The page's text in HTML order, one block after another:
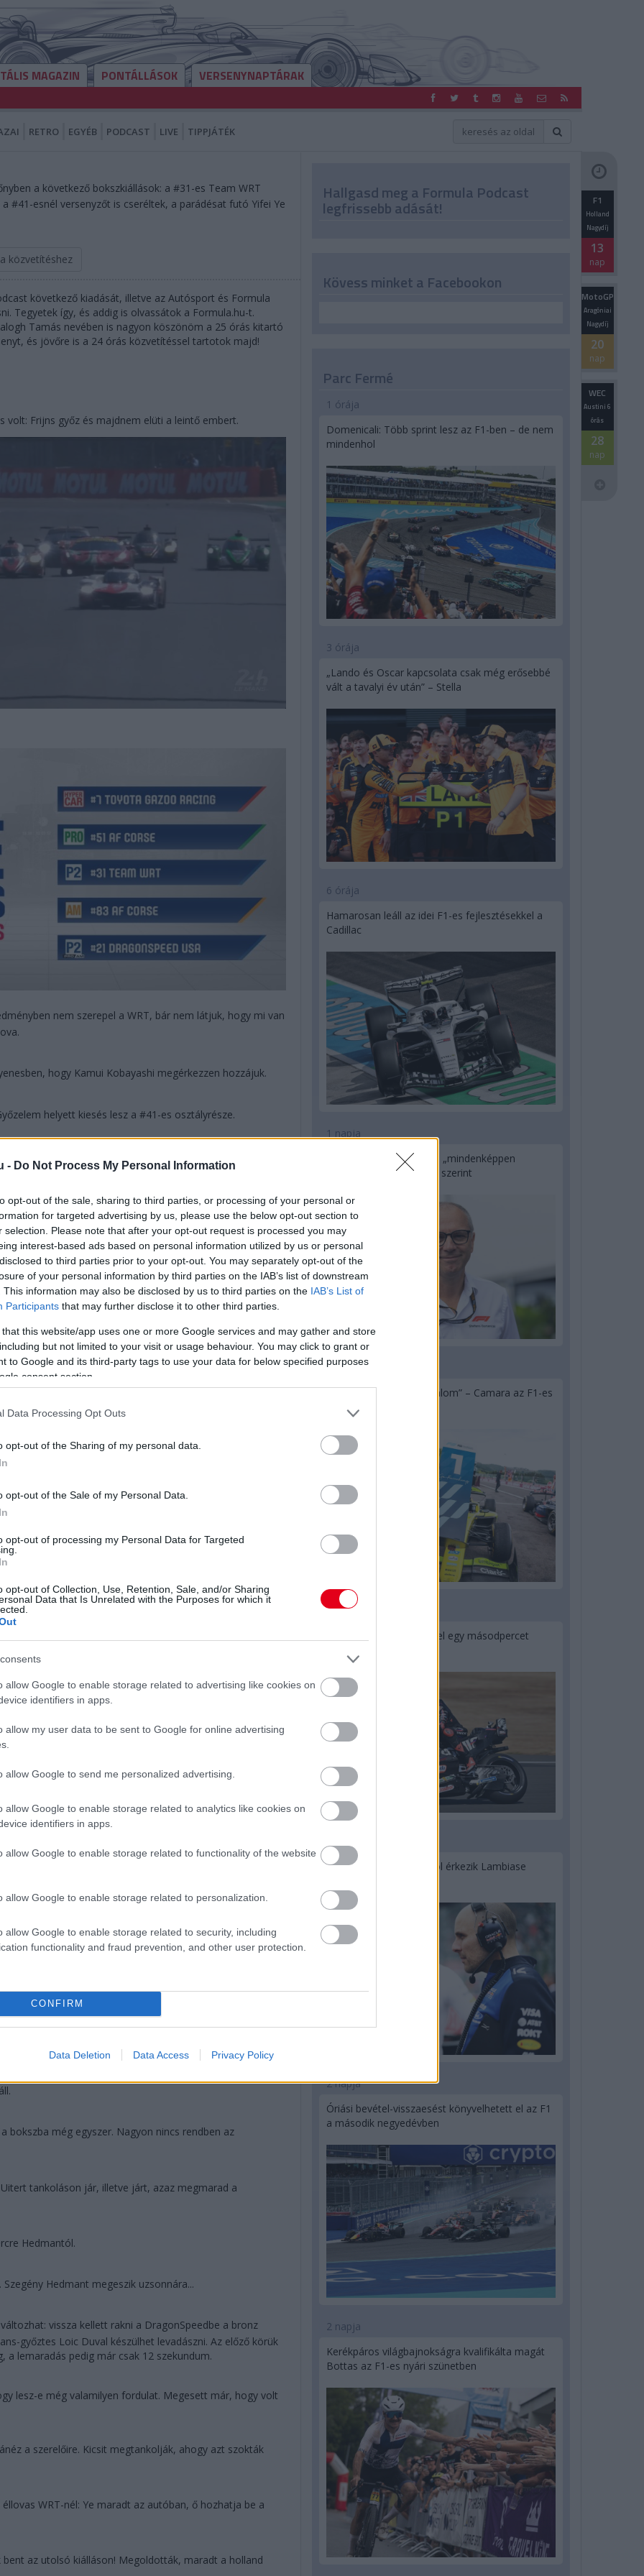
- Do Not Process My Personal Information
opt-out of the sale, sharing to third parties, or processing of your personal or
for targeted advertising by us, please use the below opt-out section to
selection. Please note that after your opt-out request is processed you may
interest-based ads based on personal information utilized by us or personal
to third parties prior to your opt-out. You may separately opt-out of the
of your personal information by third parties on the IAB’s list of downstream
This information may also be disclosed by us to third parties on the IAB’s List of
Participants that may further disclose it to other third parties.
that this website/app uses one or more Google services and may gather and store
but not limited to your visit or usage behaviour. You may click to grant or
to Google and its third-party tags to use your data for below specified purposes
consent section.
Data Processing Opt Outs
opt-out of the Sharing of my personal data.
opt-out of the Sale of my Personal Data.
opt-out of processing my Personal Data for Targeted
opt-out of Collection, Use, Retention, Sale, and/or Sharing
Data that Is Unrelated with the Purposes for which it
allow Google to enable storage related to advertising like cookies on
identifiers in apps.
allow my user data to be sent to Google for online advertising
allow Google to send me personalized advertising.
allow Google to enable storage related to analytics like cookies on
identifiers in apps.
allow Google to enable storage related to functionality of the website
allow Google to enable storage related to personalization.
allow Google to enable storage related to security, including
functionality and fraud prevention, and other user protection.
CONFIRM
Data Deletion Data Access Privacy Policy
MAGAZIN PONTÁLLÁSOK VERSENYNAPTÁRAK
RETRO EGYÉB PODCAST LIVE TIPPJÁTÉK
a következő bokszkiállások: a #31-es Team WRT
#41-esnél versenyzőt is cseréltek, a parádésat futó Yifei Ye
közvetítéshez
következő kiadását, illetve az Autósport és Formula
Tegyetek így, és addig is olvassátok a Formula.hu-t.
Tamás nevében is nagyon köszönöm a 25 órás kitartó
és jövőre is a 24 órás közvetítéssel tartotok majd!
volt: Frijns győz és majdnem elüti a leintő embert.
nem szerepel a WRT, bár nem látjuk, hogy mi van
hogy Kamui Kobayashi megérkezzen hozzájuk.
helyett kiesés lesz a #41-es osztályrésze.
a WRT-vel a holland, valamint Habsburg
elgázolták a zászlós embert.
ÉS MIKE CONWAY MEGNYERI A 89. LE MANS-I 24
helyen, mögöttük Frijns menekül a Jota elől. Az utolsó
nem lesz Le Mans-i kategóriagyőztes! Éles csata az
az újonc WRT: kategóriagyőztes Ye Yifei, Robert Kubica és
végül megszerezte a Pro-Am győzelmét a DragonSpeed
Henrik Hedman nyeri az új alkategóriát.
James Calado és Alessandro Pier Guidi
ban az #51-es AF Corse Ferrarival.
az amatőrök között a #83-as AF Corse nyeri a Le Mans-t,
és Nicklas Nielsen, valamint Alessio Rovera immár Le
Igen! Meg hát így egy körrel kevesebbet kell
bokszba még egyszer. Nagyon nincs rendben az
tankoláson jár, illetve járt, azaz megmarad a
Hedmantól.
Hedmant megeszik uzsonnára...
vissza kellett rakni a DragonSpeedbe a bronz
győztes Loic Duval készülhet levadászni. Az előző körük
lemaradás pedig már csak 12 szekundum.
lesz-e még valamilyen fordulat. Megesett már, hogy volt
a szerelőire. Kicsit megtankolják, ahogy azt szokták
WRT-nél: Ye maradt az autóban, ő hozhatja be a
az utolsó kiálláson! Megoldották, maradt a holland
Hallgasd meg a Formula Podcast
legfrissebb adását! F1
Holland
Nagydíj
13
nap
MotoGP
Aragóniai
Nagydíj
20
nap
WEC
Austini 6
órás
28
nap
Kövess minket a Facebookon
Parc Fermé
1 órája
Domenicali: Több sprint lesz az F1-ben – de nem
mindenhol
3 órája
„Lando és Oscar kapcsolata csak még erősebbé
vált a tavalyi év után” – Stella
6 órája
Hamarosan leáll az idei F1-es fejlesztésekkel a
Cadillac
1 napja
Az F1-es Német Nagydíj „mindenképpen
megvalósul” Domenicali szerint
1 napja
„Jó látni, hogy közel az álom” – Camara az F1-es
pletykákról
1 napja
MotoGP: Bezzecchi közel egy másodpercet
Sajtó: Az Aston Martintól érkezik Lambiase
2 napja
Óriási bevétel-visszaesést könyvelhetett el az F1
a második negyedévben
2 napja
Kerékpáros világbajnokságra kvalifikálta magát
Bottas az F1-es nyári szünetben